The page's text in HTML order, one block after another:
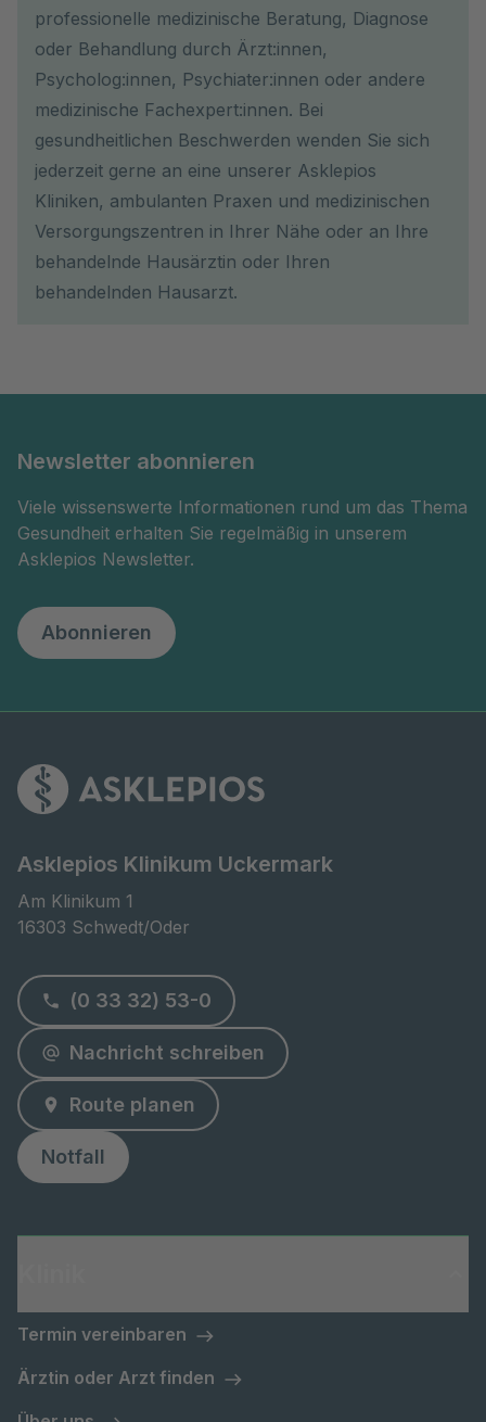
professionelle medizinische Beratung, Diagnose
oder Behandlung durch Ärzt:innen,
Psycholog:innen, Psychiater:innen oder andere
medizinische Fachexpert:innen. Bei
gesundheitlichen Beschwerden wenden Sie sich
jederzeit gerne an eine unserer Asklepios
Kliniken, ambulanten Praxen und medizinischen
Versorgungszentren in Ihrer Nähe oder an Ihre
behandelnde Hausärztin oder Ihren
behandelnden Hausarzt.
Newsletter abonnieren
Viele wissenswerte Informationen rund um das Thema
Gesundheit erhalten Sie regelmäßig in unserem
Asklepios Newsletter.
Abonnieren
Asklepios Klinikum Uckermark
Am Klinikum 1
16303 Schwedt/Oder
(0 33 32) 53-0
Nachricht schreiben
Route planen
Notfall
Termin vereinbaren
Ärztin oder Arzt finden